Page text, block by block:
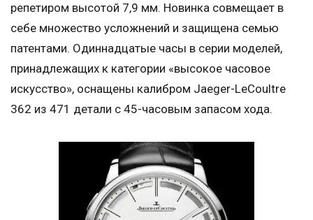
репетиром высотой 7,9 мм. Новинка совмещает в
себе множество усложнений и защищена семью
патентами. Одиннадцатые часы в серии моделей,
принадлежащих к категории «высокое часовое
искусство», оснащены калибром Jaeger-LeCoultre
362 из 471 детали с 45-часовым запасом хода.